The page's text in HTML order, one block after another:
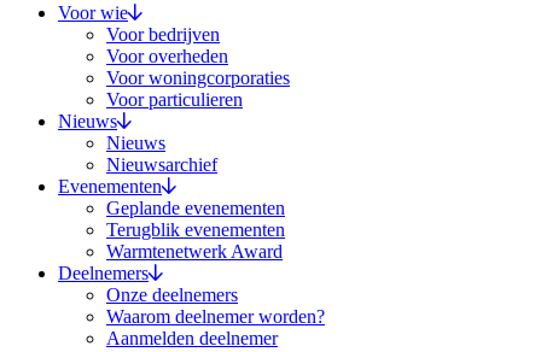
Voor wie
Voor bedrijven
Voor overheden
Voor woningcorporaties
Voor particulieren
Nieuws
Nieuws
Nieuwsarchief
Evenementen
Geplande evenementen
Terugblik evenementen
Warmtenetwerk Award
Deelnemers
Onze deelnemers
Waarom deelnemer worden?
Aanmelden deelnemer